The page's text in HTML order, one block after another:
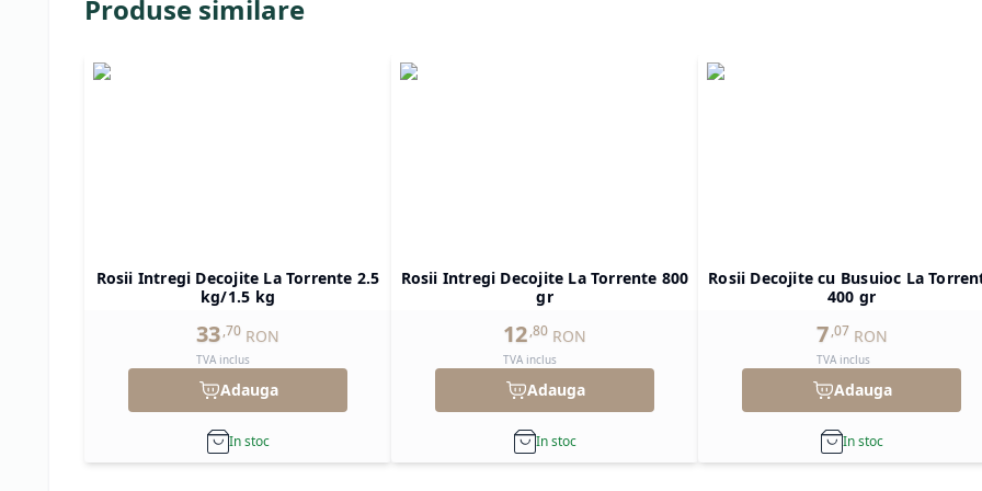
Produse similare
Rosii Intregi Decojite La Torrente 2.5
kg/1.5 kg
33,70 RON
TVA inclus
Adauga
In stoc
Rosii Intregi Decojite La Torrente 800
gr
12,80 RON
TVA inclus
Adauga
In stoc
Rosii Decojite cu Busuioc La
400 gr
7 ,07 RON
TVA inclus
Adauga
In stoc